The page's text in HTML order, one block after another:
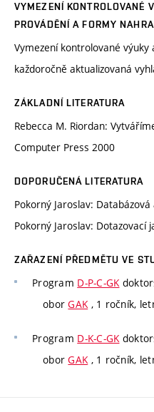
VYMEZENÍ KONTROLOVANÉ
PROVÁDĚNÍ A FORMY
Vymezení kontrolované
každoročně aktualizovaná
ZÁKLADNÍ LITERATURA
Rebecca M. Riordan:
Computer Press 2000
DOPORUČENÁ LITERATURA
Pokorný Jaroslav:
Pokorný Jaroslav: Dotazovací
ZAŘAZENÍ PŘEDMĚTU VE
Program D-P-C-GK
oborGAK, 1 ročník,
Program D-K-C-GK
oborGAK , 1 ročník,